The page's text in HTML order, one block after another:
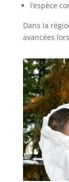
l’espèce
Dans la
avancées